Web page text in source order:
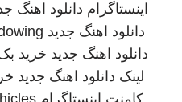
اینستاگرام دانلود اهنگ
دانلود اهنگ جدید
دانلود اهنگ جدید خرید
لینک دانلود اهنگ جدید